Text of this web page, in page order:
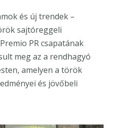
és új trendek –
sajtóreggeli
PR csapatának
meg az a rendhagyó
amelyen a török
és jövőbeli